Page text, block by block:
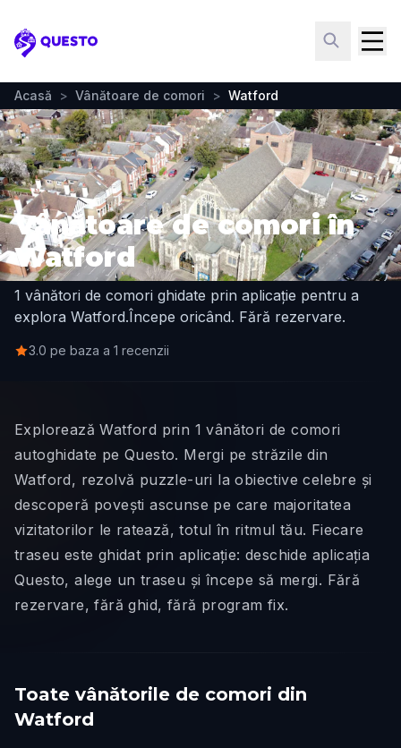
Questo
Acasă > Vânătoare de comori > Watford
Vânătoare de comori în
Watford
1 vânători de comori ghidate prin aplicație pentru a
explora Watford.Începe oricând. Fără rezervare.
3.0 pe baza a 1 recenzii
Explorează Watford prin 1 vânători de comori
autoghidate pe Questo. Mergi pe străzile din
Watford, rezolvă puzzle-uri la obiective celebre și
descoperă povești ascunse pe care majoritatea
vizitatorilor le ratează, totul în ritmul tău. Fiecare
traseu este ghidat prin aplicație: deschide aplicația
Questo, alege un traseu și începe să mergi. Fără
rezervare, fără ghid, fără program fix.
Toate vânătorile de comori din
Watford